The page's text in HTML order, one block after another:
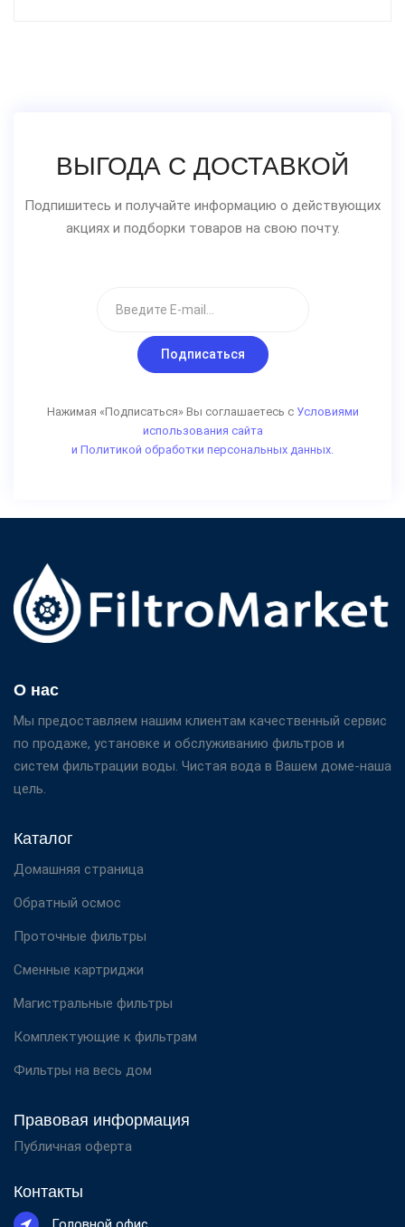
ВЫГОДА С ДОСТАВКОЙ
Подпишитесь и получайте информацию о действующих
акциях и подборки товаров на свою почту.
Подписаться
Нажимая «Подписаться» Вы соглашаетесь с Условиями
использования сайта
и Политикой обработки персональных данных.
О нас
Мы предоставляем нашим клиентам качественный сервис
по продаже, установке и обслуживанию фильтров и
систем фильтрации воды. Чистая вода в Вашем доме-наша
цель.
Каталог
Домашняя страница
Обратный осмос
Проточные фильтры
Сменные картриджи
Магистральные фильтры
Комплектующие к фильтрам
Фильтры на весь дом
Правовая информация
Публичная оферта
Контакты